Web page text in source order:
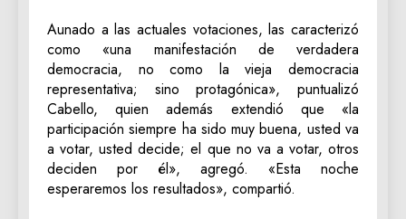
Aunado a las actuales votaciones, las caracterizó
como «una manifestación de verdadera
democracia, no como la vieja democracia
representativa; sino protagónica», puntualizó
Cabello, quien además extendió que «la
participación siempre ha sido muy buena, usted va
a votar, usted decide; el que no va a votar, otros
deciden por él», agregó. «Esta noche
esperaremos los resultados», compartió.